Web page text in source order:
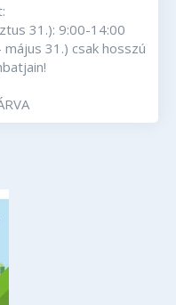
31.): 9:00-14:00
31.) csak hosszú